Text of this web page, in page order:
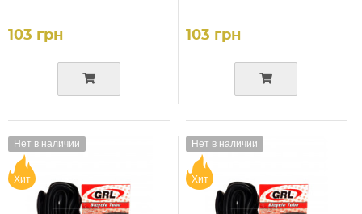
103 грн 103 грн
Нет в наличии
Хит
Нет в наличии
Хит